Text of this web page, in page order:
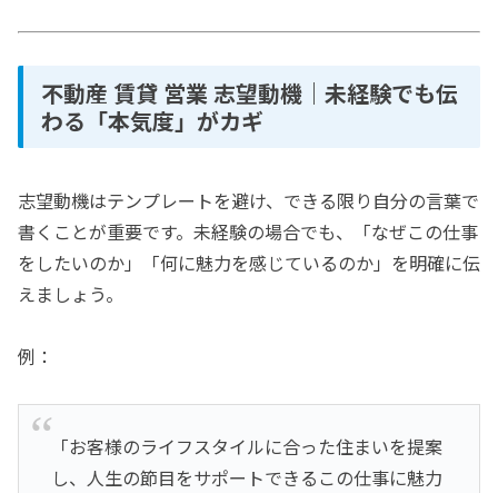
不動産 賃貸 営業 志望動機｜未経験でも伝
わる「本気度」がカギ
志望動機はテンプレートを避け、できる限り自分の言葉で
書くことが重要です。未経験の場合でも、「なぜこの仕事
をしたいのか」「何に魅力を感じているのか」を明確に伝
えましょう。
例：
「お客様のライフスタイルに合った住まいを提案
し、人生の節目をサポートできるこの仕事に魅力